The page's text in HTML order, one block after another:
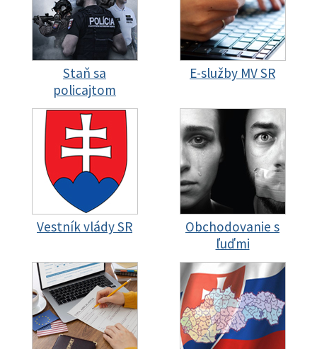
Staň sa
policajtom
E-služby MV SR
Vestník vlády SR
Obchodovanie s
ľuďmi